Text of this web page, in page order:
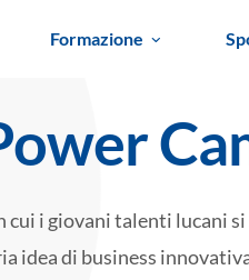
Formazione
cui i giovani talenti lucani
idea di business